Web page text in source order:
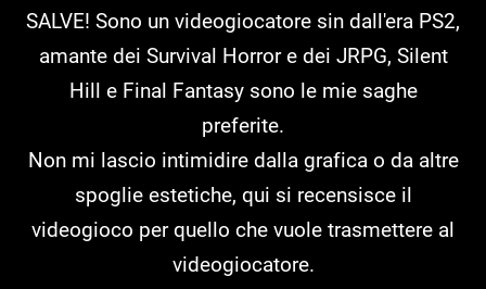
SALVE! Sono un videogiocatore sin dall'era PS2,
amante dei Survival Horror e dei JRPG, Silent
Hill e Final Fantasy sono le mie saghe
preferite.
Non mi lascio intimidire dalla grafica o da altre
spoglie estetiche, qui si recensisce il
videogioco per quello che vuole trasmettere al
videogiocatore.